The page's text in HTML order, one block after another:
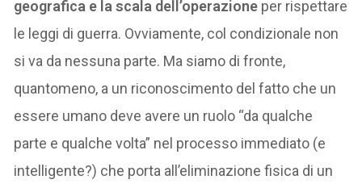
geografica e la scala dell’operazione per rispettare
le leggi di guerra. Ovviamente, col condizionale non
si va da nessuna parte. Ma siamo di fronte,
quantomeno, a un riconoscimento del fatto che un
essere umano deve avere un ruolo “da qualche
parte e qualche volta” nel processo immediato (e
intelligente?) che porta all’eliminazione fisica di un